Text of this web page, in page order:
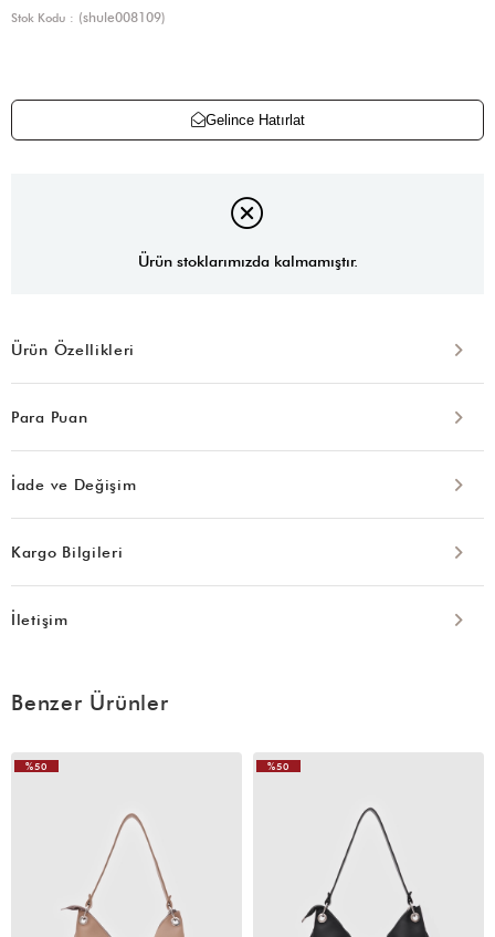
Stok Kodu (shule008109)
Gelince Hatırlat
Ürün stoklarımızda kalmamıştır.
Ürün Özellikleri
Para Puan
İade ve Değişim
Kargo Bilgileri
İletişim
Benzer Ürünler
%50
%50